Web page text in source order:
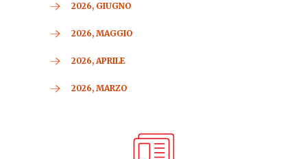
2026, GIUGNO
2026, MAGGIO
2026, APRILE
2026, MARZO